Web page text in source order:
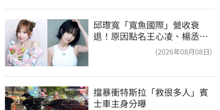
邱瓈寬「寬魚國際」營收衰
退！原因點名王心凌、楊丞琳
(2026年08月08日)
擋暴衝特斯拉「救很多人」賓
士車主身分曝